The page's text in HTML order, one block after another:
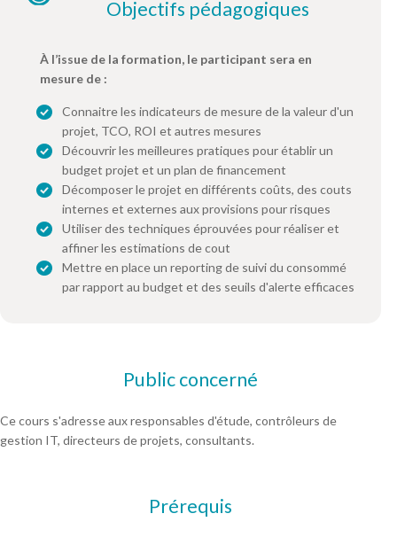
Objectifs pédagogiques
À l’issue de la formation, le participant sera en
mesure de :
Connaitre les indicateurs de mesure de la valeur d'un
projet, TCO, ROI et autres mesures
Découvrir les meilleures pratiques pour établir un
budget projet et un plan de financement
Décomposer le projet en différents coûts, des couts
internes et externes aux provisions pour risques
Utiliser des techniques éprouvées pour réaliser et
affiner les estimations de cout
Mettre en place un reporting de suivi du consommé
par rapport au budget et des seuils d'alerte efficaces
Public concerné
Ce cours s'adresse aux responsables d'étude, contrôleurs de
gestion IT, directeurs de projets, consultants.
Prérequis